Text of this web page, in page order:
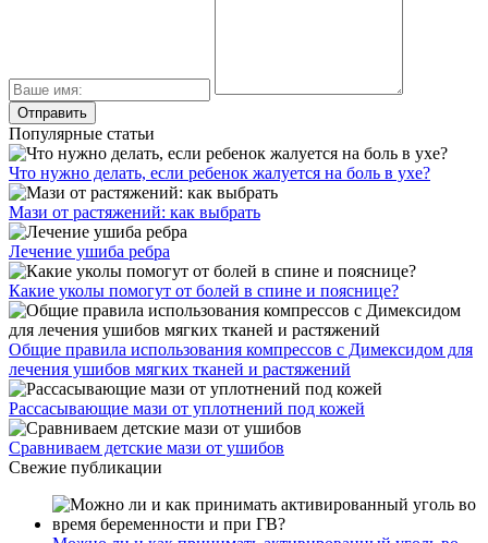
Популярные статьи
Что нужно делать, если ребенок жалуется на боль в ухе?
Мази от растяжений: как выбрать
Лечение ушиба ребра
Какие уколы помогут от болей в спине и пояснице?
Общие правила использования компрессов с Димексидом для
лечения ушибов мягких тканей и растяжений
Рассасывающие мази от уплотнений под кожей
Сравниваем детские мази от ушибов
Свежие публикации